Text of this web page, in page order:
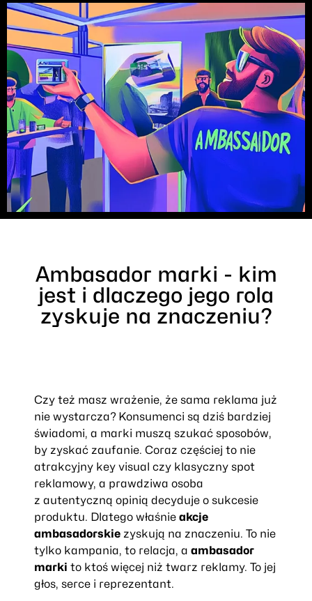
Ambasador marki - kim
jest i dlaczego jego rola
zyskuje na znaczeniu?
Czy też masz wrażenie, że sama reklama już
nie wystarcza? Konsumenci są dziś bardziej
świadomi, a marki muszą szukać sposobów,
by zyskać zaufanie. Coraz częściej to nie
atrakcyjny key visual czy klasyczny spot
reklamowy, a prawdziwa osoba
z autentyczną opinią decyduje o sukcesie
produktu. Dlatego właśnie akcje
ambasadorskiezyskują na znaczeniu. To nie
tylko kampania, to relacja, a ambasador
marki to ktoś więcej niż twarz reklamy. To jej
głos, serce i reprezentant.